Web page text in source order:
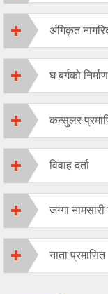
अंगिकृत
घ बर्गको
कन्सुलर
विवाह दर्ता
जग्गा
नाता प्रमाणित